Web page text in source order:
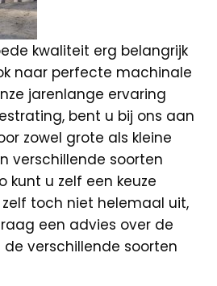
kwaliteit erg belangrijk
naar perfecte machinale
jarenlange ervaring
bent u bij ons aan
zowel grote als kleine
verschillende soorten
kunt u zelf een keuze
toch niet helemaal uit,
een advies over de
verschillende soorten